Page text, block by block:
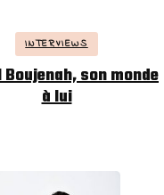
INTERVIEWS
son monde
à lui